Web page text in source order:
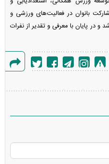
بانوان در فعالیت‌های ورزشی و
و در پایان با معرفی و تقدیر از نفرات
خطا